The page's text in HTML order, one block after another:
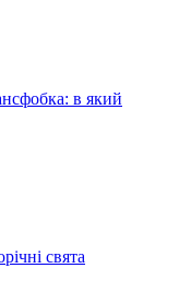
в який
свята